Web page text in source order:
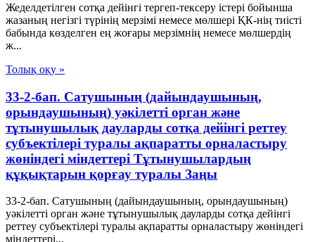
Жеделдетілген сотқа дейінгі тергеп-тексеру істері бойынша
жазаның негізгі түрінің мерзімі немесе мөлшері ҚК-нің тиісті
бабында көзделген ең жоғары мерзімнің немесе мөлшердің
ж...
Толық оқу »
33-2-бап. Сатушының (дайындаушының,
орындаушының) уәкілетті орган және
тұтынушылық дауларды сотқа дейінгі реттеу
субъектілері туралы ақпаратты орналастыру
жөніндегі міндеттері Тұтынушылардың
құқықтарын қорғау туралы Заңы
33-2-бап. Сатушының (дайындаушының, орындаушының)
уәкілетті орган және тұтынушылық дауларды сотқа дейінгі
реттеу субъектілері туралы ақпаратты орналастыру жөніндегі
міндеттері...